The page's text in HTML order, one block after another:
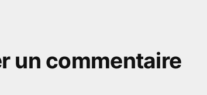
un commentaire